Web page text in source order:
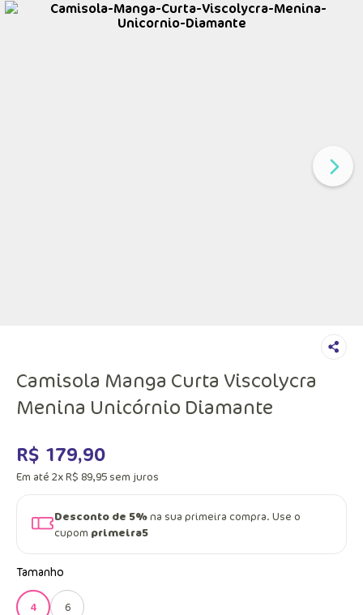
Camisola Manga Curta Viscolycra
Menina Unicórnio Diamante
R$ 179,90
Em até 2xR$ 89,95 sem juros
Desconto de 5%na sua primeira compra. Use o
cupom primeira5
Tamanho
4 6